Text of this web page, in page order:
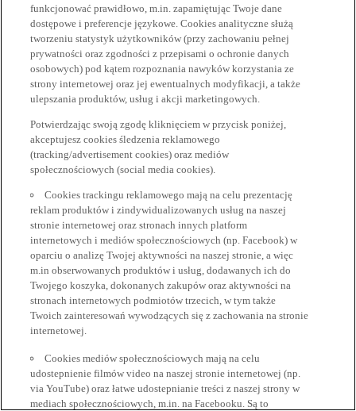
funkcjonować prawidłowo, m.in. zapamiętując Twoje dane
dostępowe i preferencje językowe. Cookies analityczne służą
tworzeniu statystyk użytkowników (przy zachowaniu pełnej
prywatności oraz zgodności z przepisami o ochronie danych
osobowych) pod kątem rozpoznania nawyków korzystania ze
strony internetowej oraz jej ewentualnych modyfikacji, a także
ulepszania produktów, usług i akcji marketingowych.
Potwierdzając swoją zgodę kliknięciem w przycisk poniżej,
akceptujesz cookies śledzenia reklamowego
(tracking/advertisement cookies) oraz mediów
społecznościowych (social media cookies).
Cookies trackingu reklamowego mają na celu prezentację
reklam produktów i zindywidualizowanych usług na naszej
stronie internetowej oraz stronach innych platform
internetowych i mediów społecznościowych (np. Facebook) w
oparciu o analizę Twojej aktywności na naszej stronie, a więc
m.in obserwowanych produktów i usług, dodawanych ich do
Twojego koszyka, dokonanych zakupów oraz aktywności na
stronach internetowych podmiotów trzecich, w tym także
Twoich zainteresowań wywodzących się z zachowania na stronie
internetowej.
Cookies mediów społecznościowych mają na celu
udostepnienie filmów video na naszej stronie internetowej (np.
via YouTube) oraz łatwe udostepnianie treści z naszej strony w
mediach społecznościowych, m.in. na Facebooku. Są to